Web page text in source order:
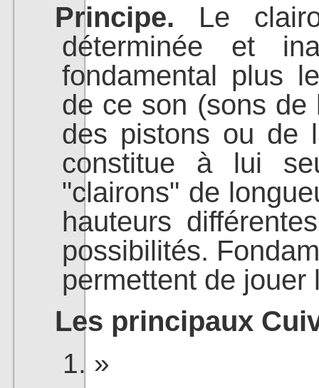
Principe. Le
déterminée et
fondamental plus
de ce son (sons de
des pistons ou de
constitue à lui
"clairons" de
hauteurs
possibilités.
permettent de jouer
Les principaux